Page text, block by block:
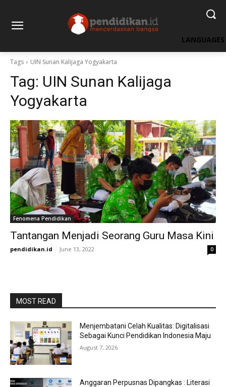
LANGUAGES
Tags UIN Sunan Kalijaga Yogyakarta
Tag: UIN Sunan Kalijaga
Yogyakarta
Fenomena Pendidikan
Tantangan Menjadi Seorang Guru Masa Kini
pendidikan.id - June 13, 2022 0
MOST READ
Menjembatani Celah Kualitas: Digitalisasi
Sebagai Kunci Pendidikan Indonesia Maju
August 7, 2026
Anggaran Perpusnas Dipangkas : Literasi